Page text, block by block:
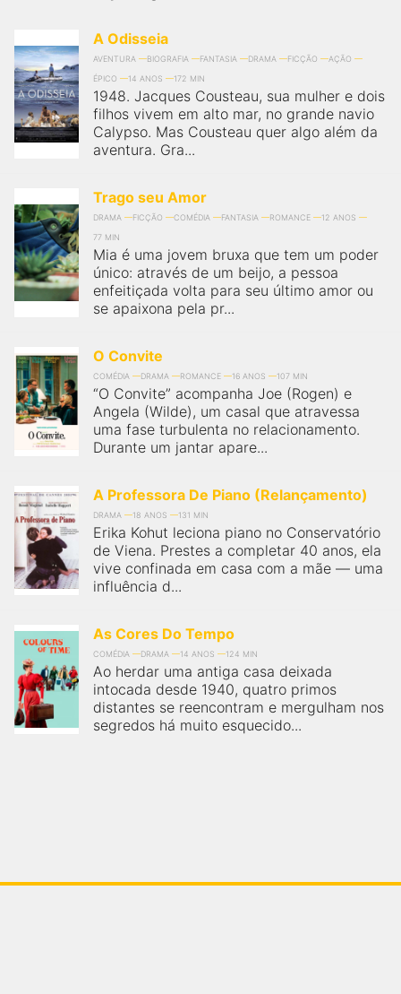
A Odisseia
AVENTURA BIOGRAFIA FANTASIA DRAMA FICÇÃO
AÇÃO
ÉPICO
14 ANOS 172 MIN
1948. Jacques Cousteau, sua mulher e dois
filhos vivem em alto mar, no grande navio
Calypso. Mas Cousteau quer algo além da
aventura. Gra...
Trago seu Amor
DRAMA FICÇÃO COMÉDIA FANTASIA ROMANCE
12 ANOS
77 MIN
Mia é uma jovem bruxa que tem um poder
único: através de um beijo, a pessoa
enfeitiçada volta para seu último amor ou
se apaixona pela pr...
O Convite
COMÉDIA DRAMA ROMANCE 16 ANOS 107 MIN
“O Convite” acompanha Joe (Rogen) e
Angela (Wilde), um casal que atravessa
uma fase turbulenta no relacionamento.
Durante um jantar apare...
A Professora De Piano (Relançamento)
DRAMA 18 ANOS 131 MIN
Erika Kohut leciona piano no Conservatório
de Viena. Prestes a completar 40 anos, ela
vive confinada em casa com a mãe — uma
influência d...
As Cores Do Tempo
COMÉDIA DRAMA 14 ANOS 124 MIN
Ao herdar uma antiga casa deixada
intocada desde 1940, quatro primos
distantes se reencontram e mergulham nos
segredos há muito esquecido...